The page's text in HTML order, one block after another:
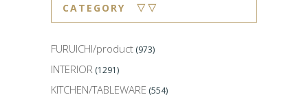
CATEGORY ▽▽
FURUICHI/product (973)
INTERIOR (1291)
KITCHEN/TABLEWARE (554)